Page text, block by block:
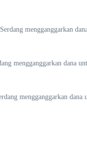
mengganggarkan
mengganggarkan dana
mengganggarkan dana